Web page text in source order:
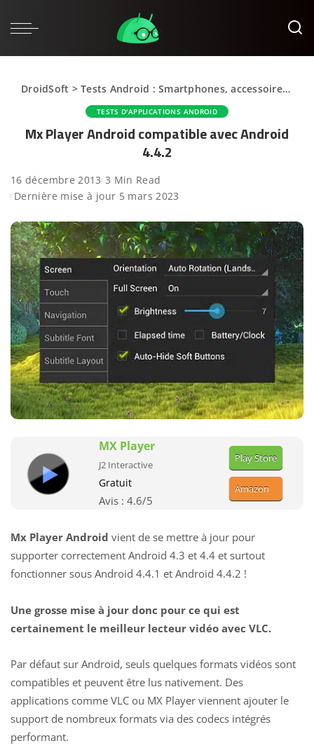
DroidSoft >Tests Android : Smartphones, accessoires et applications
TESTS D'APPLICATIONS ANDROID
Mx Player Android compatible avec Android
4.4.2
16 décembre 2013 3 Min Read
Dernière mise à jour 5 mars 2023
MX Player
J2 Interactive
Gratuit
Avis : 4.6/5
Play Store
Amazon
Mx Player Android vient de se mettre à jour pour
supporter correctement Android 4.3 et 4.4 et surtout
fonctionner sous Android 4.4.1 et Android 4.4.2 !
Une grosse mise à jour donc pour ce qui est
certainement le meilleur lecteur vidéo avec VLC.
Par défaut sur Android, seuls quelques formats vidéos sont
compatibles et peuvent être lus nativement. Des
applications comme VLC ou MX Player viennent ajouter le
support de nombreux formats via des codecs intégrés
performant.